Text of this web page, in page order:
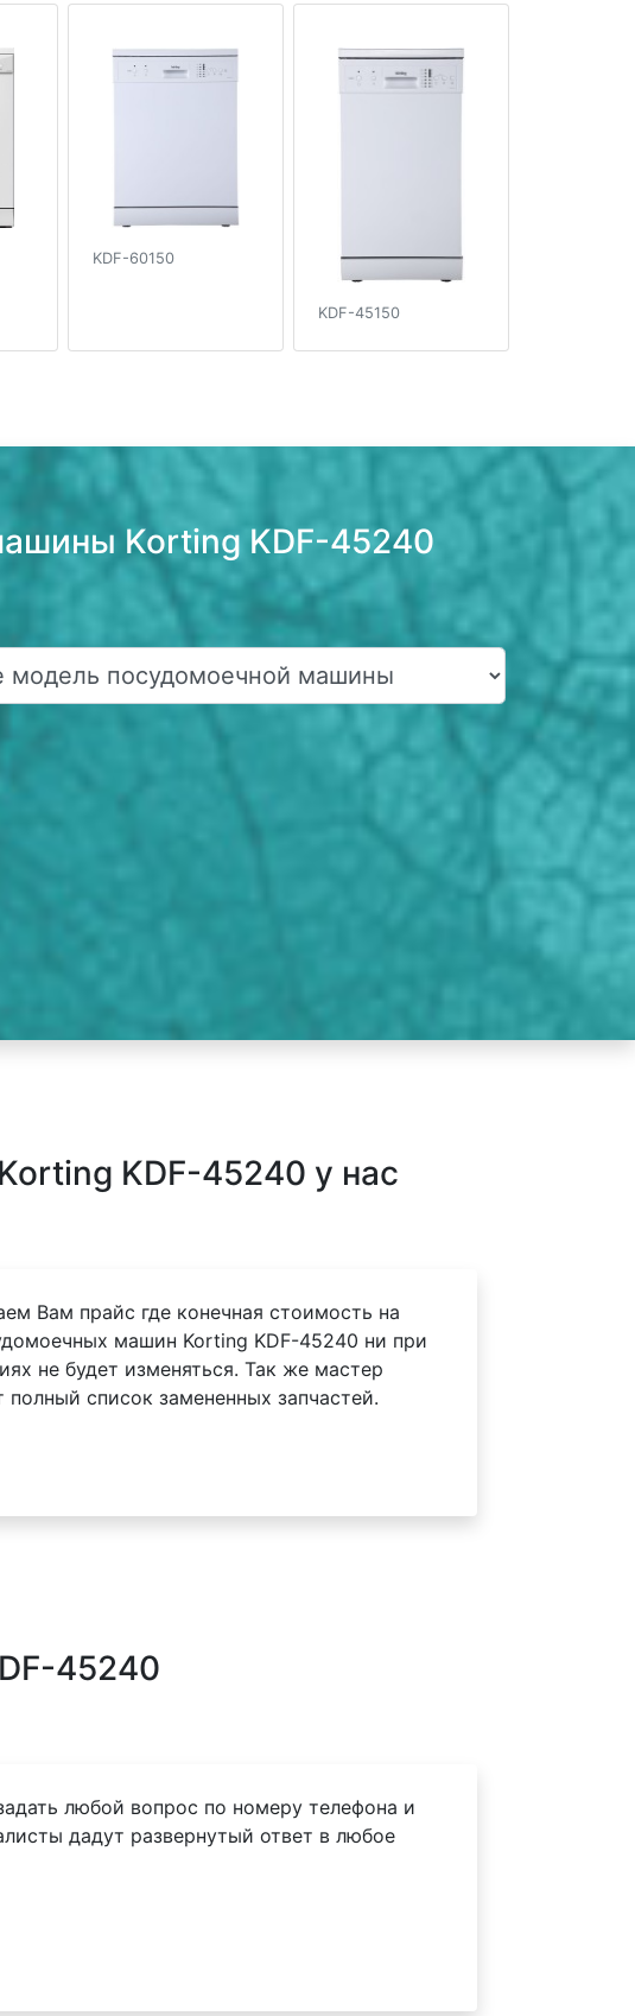
KDF-60150
KDF-45150
Korting KDF-45240
KDF-45240 у нас
Вам прайс где конечная стоимость на
машин Korting KDF-45240 ни при
не будет изменяться. Так же мастер
полный список замененных запчастей.
45240
любой вопрос по номеру телефона и
дадут развернутый ответ в любое